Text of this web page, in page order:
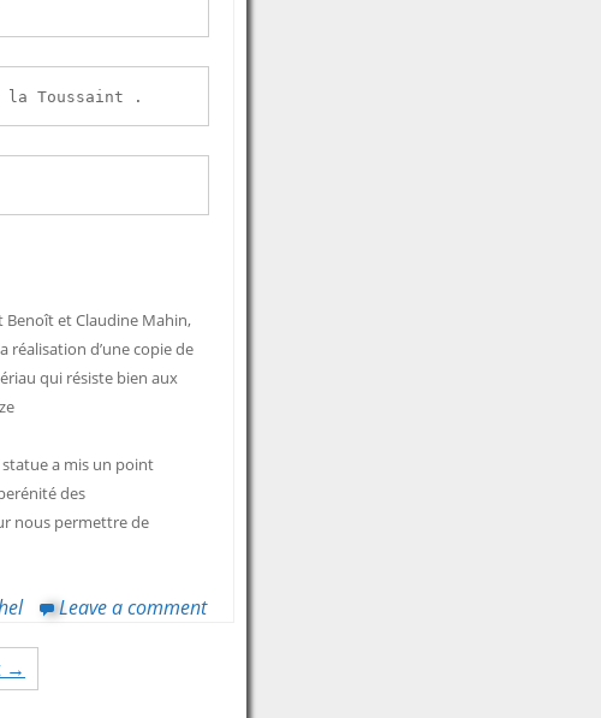
la Toussaint .
Benoît et Claudine Mahin,
d’une copie de
qui résiste bien aux
statue a mis un point
des
nous permettre de
Leave a comment
→